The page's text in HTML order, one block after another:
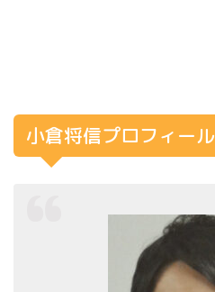
小倉将信プロフィール